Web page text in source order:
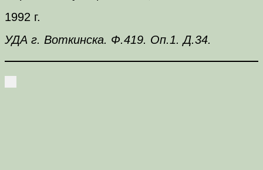
1992 г.
УДА г. Воткинска. Ф.419. Оп.1. Д.34.